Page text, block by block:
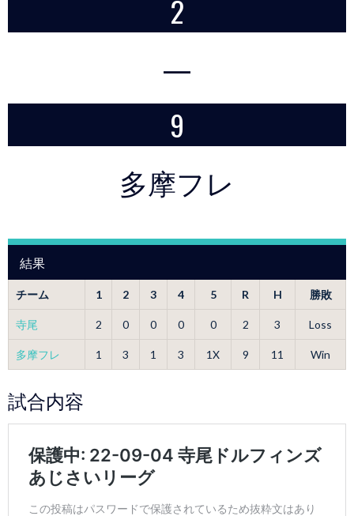
2
—
9
多摩フレ
結果
チーム 1 2 3 4 5 R H 勝敗
寺尾 2 0 0 0 0 2 3 Loss
多摩フレ 1 3 1 3 1X 9 11 Win
試合内容